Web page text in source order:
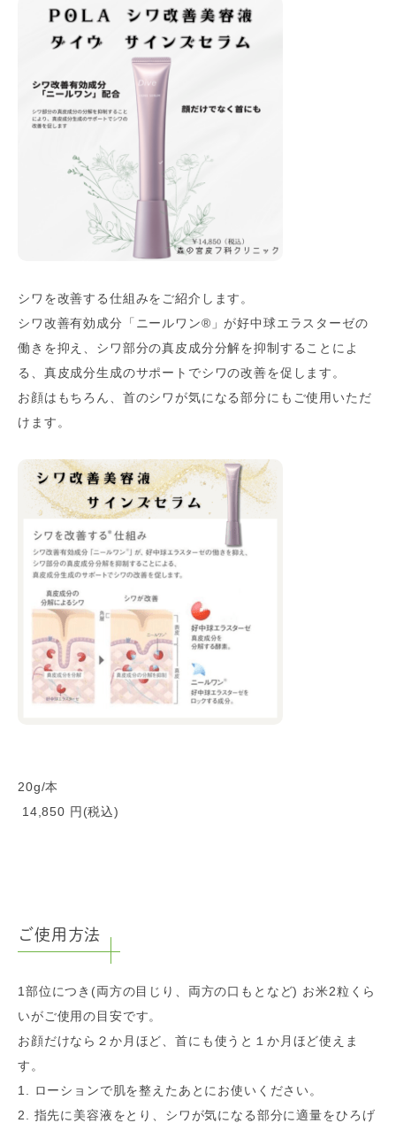
シワを改善する仕組みをご紹介します。
シワ改善有効成分「ニールワン®」が好中球エラスターゼの
働きを抑え、シワ部分の真皮成分分解を抑制することによ
る、真皮成分生成のサポートでシワの改善を促します。
お顔はもちろん、首のシワが気になる部分にもご使用いただ
けます。
20g/本
14,850 円(税込)
ご使用方法
1部位につき(両方の目じり、両方の口もとなど) お米2粒くら
いがご使用の目安です。
お顔だけなら２か月ほど、首にも使うと１か月ほど使えま
す。
1. ローションで肌を整えたあとにお使いください。
2. 指先に美容液をとり、シワが気になる部分に適量をひろげ